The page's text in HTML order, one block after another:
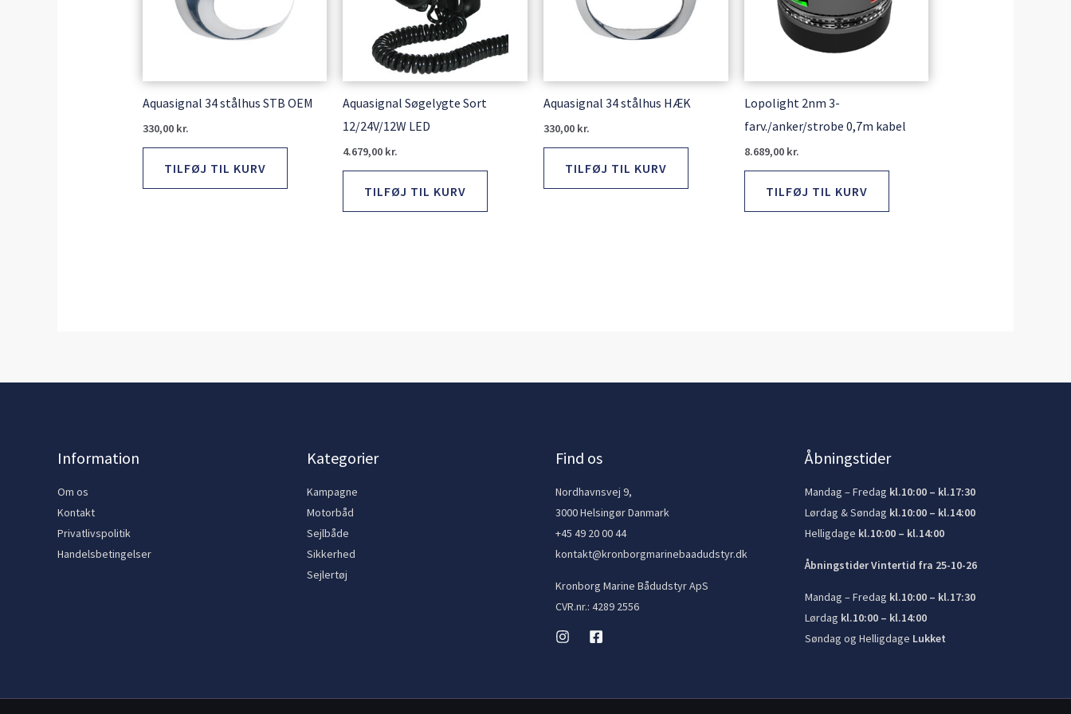
Aquasignal 34 stålhus STB OEM
330,00 kr.
TILFØJ TIL KURV
Aquasignal Søgelygte Sort
12/24V/12W LED
4.679,00 kr.
TILFØJ TIL KURV
Aquasignal 34 stålhus HÆK
330,00 kr.
TILFØJ TIL KURV
Lopolight 2nm 3-
farv./anker/strobe 0,7m kabel
8.689,00 kr.
TILFØJ TIL KURV
Information
Om os
Kontakt
Privatlivspolitik
Handelsbetingelser
Kategorier
Kampagne
Motorbåd
Sejlbåde
Sikkerhed
Sejlertøj
Find os
Nordhavnsvej 9,
3000 Helsingør Danmark
+45 49 20 00 44
kontakt@kronborgmarinebaadudstyr.dk
Kronborg Marine Bådudstyr ApS
CVR.nr.: 4289 2556
Åbningstider
Mandag – Fredag kl.10:00 – kl.17:30
Lørdag & Søndag kl.10:00 – kl.14:00
Helligdage kl.10:00 – kl.14:00
Åbningstider Vintertid fra 25-10-26
Mandag – Fredag kl.10:00 – kl.17:30
Lørdag kl.10:00 – kl.14:00
Søndag og Helligdage Lukket